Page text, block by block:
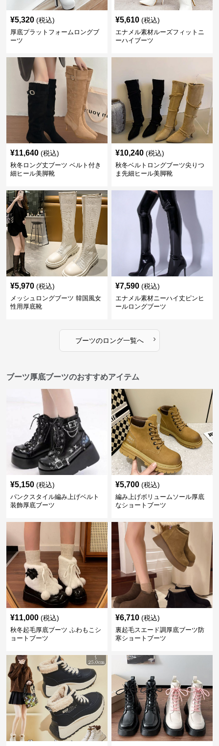
¥5,320 (税込)
厚底プラットフォームロングブ
ーツ
¥5,610 (税込)
エナメル素材ルーズフィットニ
ーハイブーツ
¥11,640 (税込)
秋冬ロング丈ブーツ ベルト付き
細ヒール美脚靴
¥10,240 (税込)
秋冬ベルトロングブーツ尖りつ
ま先細ヒール美脚靴
¥5,970 (税込)
メッシュロングブーツ 韓国風女
性用厚底靴
¥7,590 (税込)
エナメル素材ニーハイ丈ピンヒ
ールロングブーツ
ブーツのロング一覧へ ›
ブーツ厚底ブーツのおすすめアイテム
¥5,150 (税込)
パンクスタイル編み上げベルト
装飾厚底ブーツ
¥5,700 (税込)
編み上げボリュームソール厚底
なショートブーツ
¥11,000 (税込)
秋冬起毛厚底ブーツ ふわもこシ
ョートブーツ
¥6,710 (税込)
裏起毛スエード調厚底ブーツ防
寒ショートブーツ